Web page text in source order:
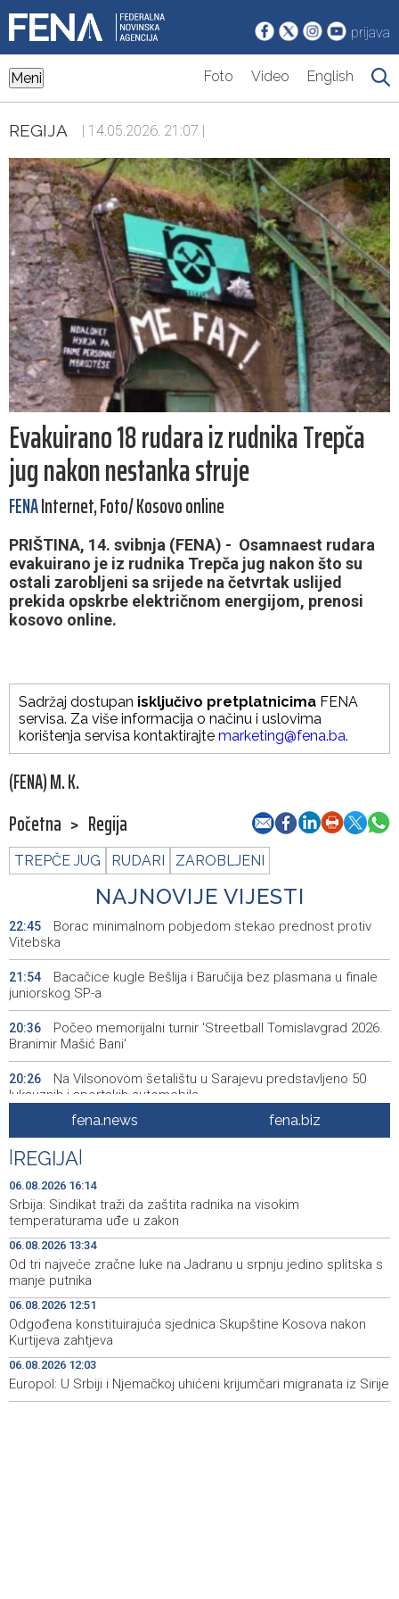
prijava
Meni Foto Video English
REGIJA | 14.05.2026. 21:07 |
Evakuirano 18 rudara iz rudnika Trepča
jug nakon nestanka struje
FENAInternet, Foto/ Kosovo online
PRIŠTINA, 14. svibnja (FENA) - Osamnaest rudara
evakuirano je iz rudnika Trepča jug nakon što su
ostali zarobljeni sa srijede na četvrtak uslijed
prekida opskrbe električnom energijom, prenosi
kosovo online.
Sadržaj dostupan isključivo pretplatnicima FENA
servisa. Za više informacija o načinu i uslovima
korištenja servisa kontaktirajte marketing@fena.ba.
(FENA) M. K.
Početna > Regija
TREPČE JUG RUDARI ZAROBLJENI
NAJNOVIJE VIJESTI
22:45
Borac minimalnom pobjedom stekao prednost protiv
Vitebska
21:54
Bacačice kugle Bešlija i Baručija bez plasmana u finale
juniorskog SP-a
20:36
Počeo memorijalni turnir 'Streetball Tomislavgrad 2026.
Branimir Mašić Bani'
20:26
Na Vilsonovom šetalištu u Sarajevu predstavljeno 50
luksuznih i sportskih automobila
Announcement of events for Friday, 7 August 2026
19:55
Drugi Festival bakri okupio mještane i posjetitelje kod
Livna
19:45
Novi Travnik receives first direct EU funding for UNESCO
heritage project
19:33
Crishock: OHR maintains an open dialogue with all
political stakeholders in BiH
19:32
Velika nagrada Britanije ostaje u MotoGP kalendaru do
2028. godine
19:29
Španska krajnja ljevica i desnica ujedinjene protiv
Maroka kao suorganizatora SP 2030.
fena.news fena.biz
REGIJA
06.08.2026 16:14
Srbija: Sindikat traži da zaštita radnika na visokim
temperaturama uđe u zakon
06.08.2026 13:34
Od tri najveće zračne luke na Jadranu u srpnju jedino splitska s
manje putnika
06.08.2026 12:51
Odgođena konstituirajuća sjednica Skupštine Kosova nakon
Kurtijeva zahtjeva
06.08.2026 12:03
Europol: U Srbiji i Njemačkoj uhićeni krijumčari migranata iz Sirije